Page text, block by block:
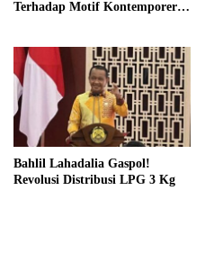
Terhadap Motif Kontemporer
Bahlil Lahadalia Gaspol!
Revolusi Distribusi LPG 3 Kg